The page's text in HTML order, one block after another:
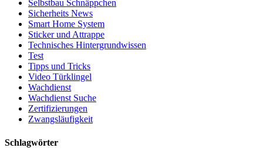
Selbstbau Schnäppchen
Sicherheits News
Smart Home System
Sticker und Attrappe
Technisches Hintergrundwissen
Test
Tipps und Tricks
Video Türklingel
Wachdienst
Wachdienst Suche
Zertifizierungen
Zwangsläufigkeit
Schlagwörter